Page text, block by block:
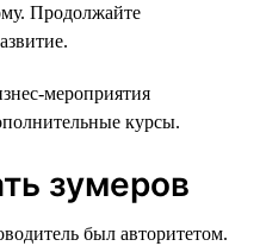
Продолжайте
мероприятия
курсы.
зумеров
был авторитетом.